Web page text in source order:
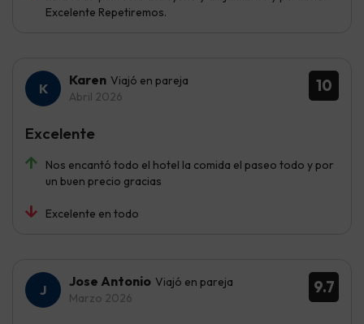
Excelente Repetiremos.
10
Karen Viajó en pareja
Abril 2026
Nos encantó todo el hotel la comida el paseo todo y por
un buen precio gracias
Excelente en todo
Excelente
9.7
Jose Antonio Viajó en pareja
Marzo 2026